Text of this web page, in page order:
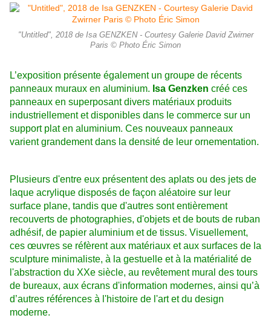
"Untitled", 2018 de Isa GENZKEN - Courtesy Galerie David Zwirner
Paris © Photo Éric Simon
L’exposition présente également un groupe de récents
panneaux muraux en aluminium. Isa Genzken créé ces
panneaux en superposant divers matériaux produits
industriellement et disponibles dans le commerce sur un
support plat en aluminium. Ces nouveaux panneaux
varient grandement dans la densité de leur ornementation.
Plusieurs d'entre eux présentent des aplats ou des jets de
laque acrylique disposés de façon aléatoire sur leur
surface plane, tandis que d'autres sont entièrement
recouverts de photographies, d'objets et de bouts de ruban
adhésif, de papier aluminium et de tissus. Visuellement,
ces œuvres se réfèrent aux matériaux et aux surfaces de la
sculpture minimaliste, à la gestuelle et à la matérialité de
l'abstraction du XXe siècle, au revêtement mural des tours
de bureaux, aux écrans d'information modernes, ainsi qu’à
d’autres références à l'histoire de l'art et du design
moderne.